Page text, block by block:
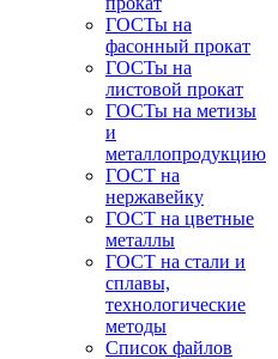
ГОСТы на
фасонный прокат
ГОСТы на
листовой прокат
ГОСТы на метизы
и
металлопродукцию
ГОСТ на
нержавейку
ГОСТ на цветные
металлы
ГОСТ на стали и
сплавы,
технологические
методы
Список файлов